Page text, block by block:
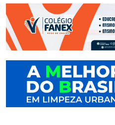
ABASTECIMENTO
AÇÃO
SOCIAL
ADMINISTRAÇÃO
AGOSTO